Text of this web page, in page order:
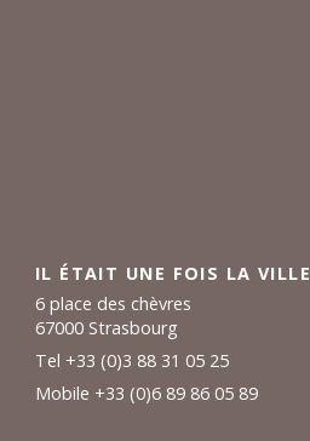
IL ÉTAIT UNE FOIS LA VILLE
6 place des chèvres
67000 Strasbourg
Tel +33 (0)3 88 31 05 25
Mobile +33 (0)6 89 86 05 89